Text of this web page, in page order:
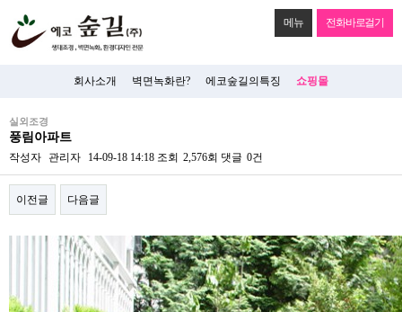
메뉴 전화바로걸기
회사소개 벽면녹화란? 에코숲길의특징 쇼핑몰
실외조경
풍림아파트
작성자 관리자 14-09-18 14:18 조회 2,576회 댓글 0건
이전글 다음글